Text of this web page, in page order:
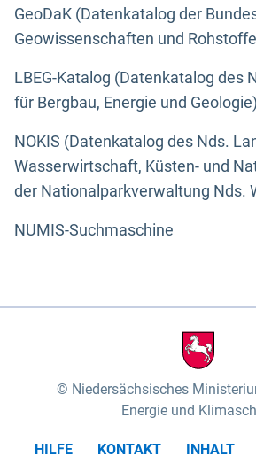
GeoDaK (Datenkatalog der
Geowissenschaften und
LBEG-Katalog (Datenkatalog des
für Bergbau, Energie und Geologie)
NOKIS (Datenkatalog des Nds.
Wasserwirtschaft, Küsten- und
der Nationalparkverwaltung Nds.
NUMIS-Suchmaschine
Niedersächsisches
Energie und
HILFE KONTAKT INHALT